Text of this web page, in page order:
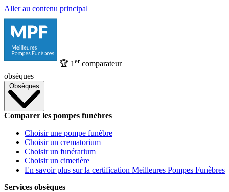
Aller au contenu principal
🏆 1 ercomparateur
obsèques
Obsèques
Comparer les pompes funèbres
Choisir une pompe funèbre
Choisir un crematorium
Choisir un funérarium
Choisir un cimetière
En savoir plus sur la certification Meilleures Pompes Funèbres
Services obsèques